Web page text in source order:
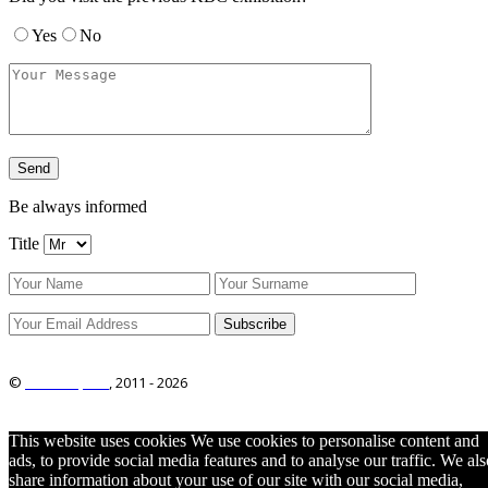
Yes No
Be always informed
Title
© , 2011 -2026
This website uses cookies We use cookies to personalise content and
ads, to provide social media features and to analyse our traffic. We
share information about your use of our site with our social media,